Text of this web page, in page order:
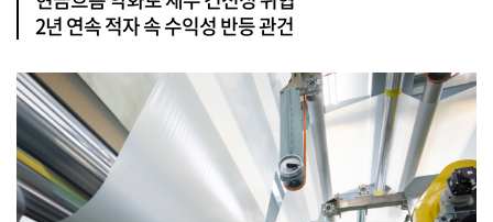
2년 연속 적자 속 수익성 반등 관건